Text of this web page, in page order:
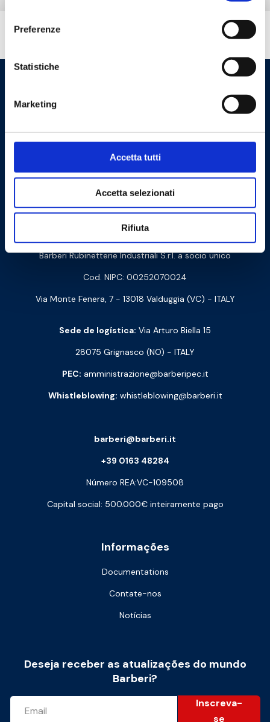
Preferenze
Statistiche
Marketing
Accetta tutti
Accetta selezionati
Rifiuta
Cookie Policy Privacy Policy
Contacte-nos
Barberi Rubinetterie Industriali S.r.l. a socio unico
Cod. NIPC: 00252070024
Via Monte Fenera, 7 - 13018 Valduggia (VC) - ITALY
Sede de logística: Via Arturo Biella 15
28075 Grignasco (NO) - ITALY
PEC: amministrazione@barberipec.it
Whistleblowing: whistleblowing@barberi.it
Informações
Documentations
Contate-nos
Notícias
barberi@barberi.it
+39 0163 48284
Número REA:VC-109508
Capital social: 500.000€ inteiramente pago
Deseja receber as atualizações do mundo
Barberi?
Inscreva-
se